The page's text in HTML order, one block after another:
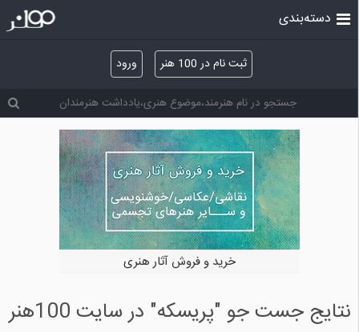
ثبت نام در 100 هنر ورود
دسته‌بندی
خرید و فروش آثار هنری
نتایج جست جو "پریسکه" در سایت 100هنر